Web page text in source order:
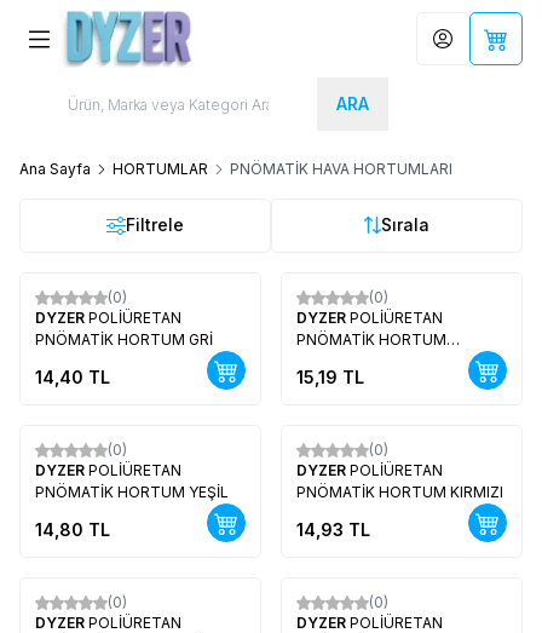
ARA
Hesabım
Ana Sayfa HORTUMLAR PNÖMATİK HAVA HORTUMLARI
Filtrele Sırala
Yeni
(0)
DYZER POLİÜRETAN
PNÖMATİK HORTUM GRİ
14,40 TL
Yeni
(0)
DYZER POLİÜRETAN
PNÖMATİK HORTUM
15,19 TL
Yeni
(0)
DYZER POLİÜRETAN
PNÖMATİK HORTUM YEŞİL
14,80 TL
Yeni
(0)
DYZER POLİÜRETAN
PNÖMATİK HORTUM KIRMIZI
14,93 TL
Yeni
(0)
DYZER POLİÜRETAN
Yeni
(0)
DYZER POLİÜRETAN